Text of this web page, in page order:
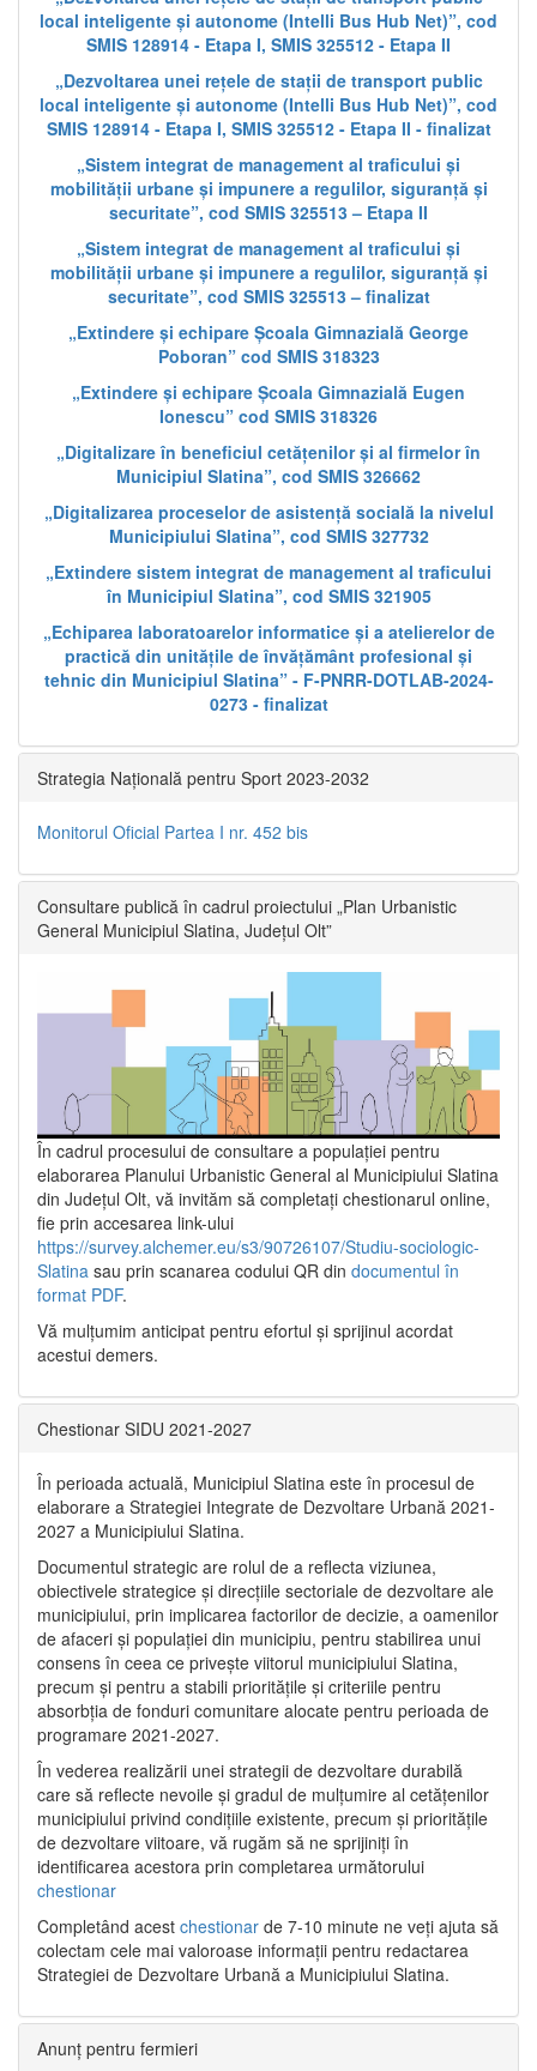
local inteligente și autonome (Intelli Bus Hub Net)”, cod
SMIS 128914 - Etapa I, SMIS 325512 - Etapa II
„Dezvoltarea unei rețele de stații de transport public
local inteligente și autonome (Intelli Bus Hub Net)”, cod
SMIS 128914 - Etapa I, SMIS 325512 - Etapa II - finalizat
„Sistem integrat de management al traficului și
mobilității urbane și impunere a regulilor, siguranță și
securitate”, cod SMIS 325513 – Etapa II
„Sistem integrat de management al traficului și
mobilității urbane și impunere a regulilor, siguranță și
securitate”, cod SMIS 325513 – finalizat
„Extindere și echipare Școala Gimnazială George
Poboran” cod SMIS 318323
„Extindere și echipare Școala Gimnazială Eugen
Ionescu” cod SMIS 318326
„Digitalizare în beneficiul cetățenilor și al firmelor în
Municipiul Slatina”, cod SMIS 326662
„Digitalizarea proceselor de asistență socială la nivelul
Municipiului Slatina”, cod SMIS 327732
„Extindere sistem integrat de management al traficului
în Municipiul Slatina”, cod SMIS 321905
„Echiparea laboratoarelor informatice și a atelierelor de
practică din unitățile de învățământ profesional și
tehnic din Municipiul Slatina” - F-PNRR-DOTLAB-2024-
0273 - finalizat
Strategia Națională pentru Sport 2023-2032
Monitorul Oficial Partea I nr. 452 bis
Consultare publică în cadrul proiectului „Plan Urbanistic
General Municipiul Slatina, Județul Olt”
În cadrul procesului de consultare a populaţiei pentru
elaborarea Planului Urbanistic General al Municipiului Slatina
din Județul Olt, vă invităm să completați chestionarul online,
fie prin accesarea link-ului
https://survey.alchemer.eu/s3/90726107/Studiu-sociologic-
Slatina sau prin scanarea codului QR din documentul în
format PDF.
Vă mulţumim anticipat pentru efortul şi sprijinul acordat
acestui demers.
Chestionar SIDU 2021-2027
În perioada actuală, Municipiul Slatina este în procesul de
elaborare a Strategiei Integrate de Dezvoltare Urbană 2021‐
2027 a Municipiului Slatina.
Documentul strategic are rolul de a reflecta viziunea,
obiectivele strategice și direcțiile sectoriale de dezvoltare ale
municipiului, prin implicarea factorilor de decizie, a oamenilor
de afaceri și populației din municipiu, pentru stabilirea unui
consens în ceea ce privește viitorul municipiului Slatina,
precum și pentru a stabili prioritățile și criteriile pentru
absorbția de fonduri comunitare alocate pentru perioada de
programare 2021-2027.
În vederea realizării unei strategii de dezvoltare durabilă
care să reflecte nevoile și gradul de mulțumire al cetățenilor
municipiului privind condițiile existente, precum și prioritățile
de dezvoltare viitoare, vă rugăm să ne sprijiniți în
identificarea acestora prin completarea următorului
chestionar
Completând acest chestionar de 7-10 minute ne veți ajuta să
colectam cele mai valoroase informații pentru redactarea
Strategiei de Dezvoltare Urbană a Municipiului Slatina.
Anunț pentru fermieri